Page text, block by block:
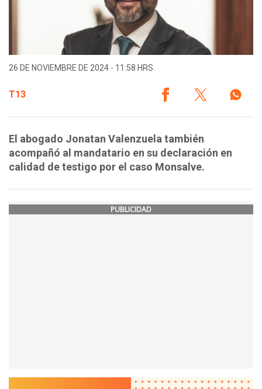
26 DE NOVIEMBRE DE 2024 - 11:58 HRS.
T13
El abogado Jonatan Valenzuela también
acompañó al mandatario en su declaración en
calidad de testigo por el caso Monsalve.
PUBLICIDAD